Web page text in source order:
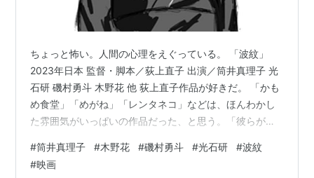
ちょっと怖い。人間の心理をえぐっている。 「波紋」
2023年日本 監督・脚本／荻上直子 出演／筒井真理子 光
石研 磯村勇斗 木野花 他 荻上直子作品が好きだ。 「かも
め食堂」「めがね」「レンタネコ」などは、ほんわかし
た雰囲気がいっぱいの作品だった、と思う。「彼らが本
のぼの感と平和感はいつもどおりあるけれど、なかなか
シビアな内容が描写されていた。そして次はこれ、「波
#筒井真理子 #木野花 #磯村勇斗 #光石研 #波紋
#映画